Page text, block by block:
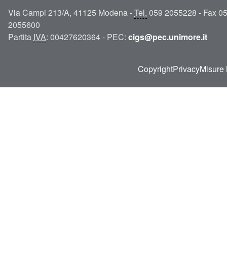
Via Campi 213/A, 41125 Modena -Tel. 059 2055228 - Fax
2055600
Partita IVA: 00427620364 - PEC: cigs@pec.unimore.it
CopyrightPrivacyMisure